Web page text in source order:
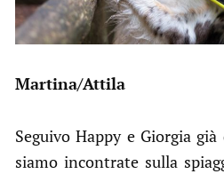
Martina/Attila
Seguivo Happy e Giorgia
siamo incontrate sulla